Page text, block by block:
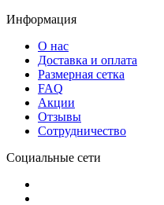
Информация
О нас
Доставка и оплата
Размерная сетка
FAQ
Акции
Отзывы
Сотрудничество
Социальные сети